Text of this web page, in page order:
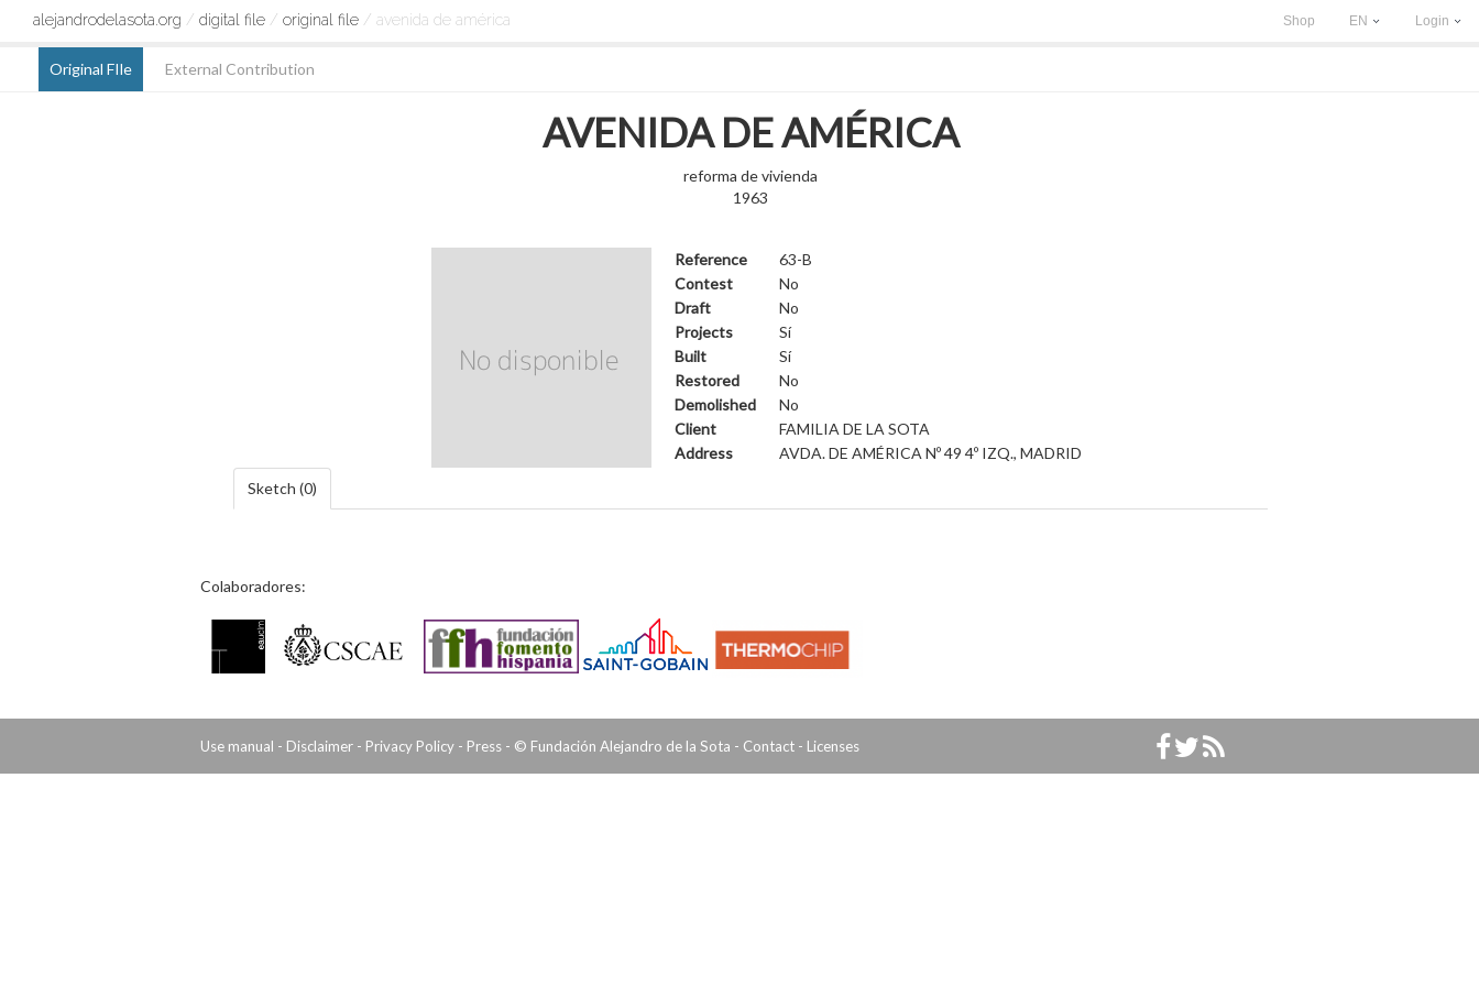
alejandrodelasota.org / digital file / original file / avenida de américa Shop EN Login
Original FIle External Contribution
AVENIDA DE AMÉRICA
reforma de vivienda
1963
Reference
63-B
Contest
No
Draft
No
Projects
Sí
Built
Sí
Restored
No
Demolished
No
Client
FAMILIA DE LA SOTA
Address
AVDA. DE AMÉRICA Nº 49 4º IZQ., MADRID
Sketch (0)
Colaboradores:
Use manual - Disclaimer - Privacy Policy - Press - © Fundación Alejandro de la Sota - Contact - Licenses